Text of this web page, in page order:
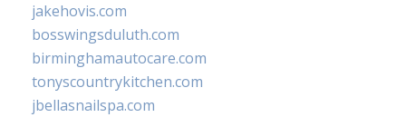
jakehovis.com
bosswingsduluth.com
birminghamautocare.com
tonyscountrykitchen.com
jbellasnailspa.com